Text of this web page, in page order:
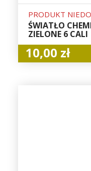
PRODUKT
ŚWIATŁO
ZIELONE 6 CALI
10,00 zł